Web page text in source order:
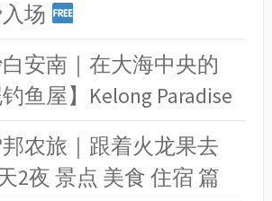
场
白安南｜在大海中央的
鱼屋】Kelong Paradise
邦农旅｜跟着火龙果去
2夜 景点 美食 住宿 篇